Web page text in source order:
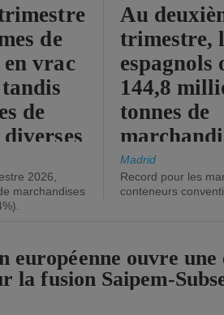
de
en vrac
de
2026,
marchandises
Au
trimestre,
144,8
tonnes de
(+2,9%).
Madrid
Record pour les
conteneurs
européenne ouvre une
la fusion Saipem-